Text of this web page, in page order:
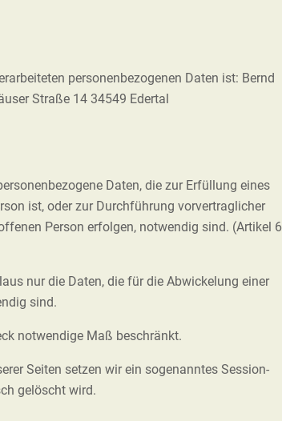
personenbezogenen Daten ist: Bernd
Straße 14 34549 Edertal
Daten, die zur Erfüllung eines
ist, oder zur Durchführung vorvertraglicher
Person erfolgen, notwendig sind. (Artikel 6
nur die Daten, die für die Abwickelung einer
sind.
notwendige Maß beschränkt.
Seiten setzen wir ein sogenanntes Session-
gelöscht wird.